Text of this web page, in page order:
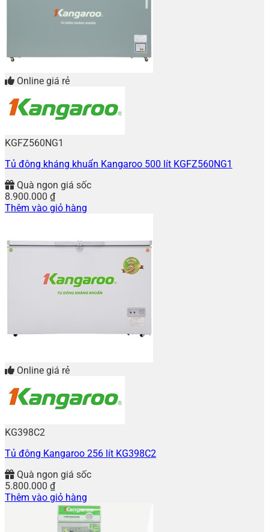
Online giá rẻ
KGFZ560NG1
Tủ đông kháng khuẩn Kangaroo 500 lít KGFZ560NG1
Quà ngon giá sốc
8.900.000 ₫
Thêm vào giỏ hàng
Online giá rẻ
KG398C2
Tủ đông Kangaroo 256 lít KG398C2
Quà ngon giá sốc
5.800.000 ₫
Thêm vào giỏ hàng